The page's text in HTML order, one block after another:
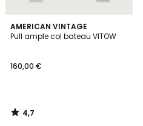
AMERICAN VINTAGE
Pull ample col bateau VITOW
160,00 €
4,7
/ 5
4,7
/